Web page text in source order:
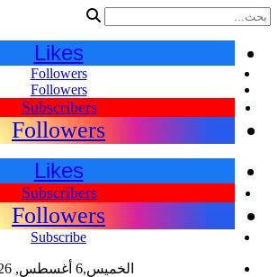
Likes
Followers
Followers
Subscribers
Followers
Likes
Subscribers
Followers
Subscribe
الخميس,6 أغسطس, 2026